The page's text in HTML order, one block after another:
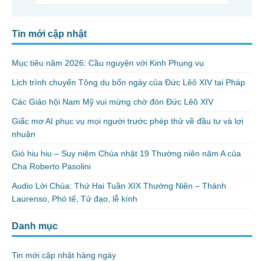
Tin mới cập nhật
Mục tiêu năm 2026: Cầu nguyện với Kinh Phụng vụ
Lịch trình chuyến Tông du bốn ngày của Đức Lêô XIV tại Pháp
Các Giáo hội Nam Mỹ vui mừng chờ đón Đức Lêô XIV
Giấc mơ AI phục vụ mọi người trước phép thử về đầu tư và lợi
nhuận
Gió hiu hiu – Suy niệm Chúa nhật 19 Thường niên năm A của
Cha Roberto Pasolini
Audio Lời Chúa: Thứ Hai Tuần XIX Thường Niên – Thánh
Laurenso, Phó tế, Tử đạo, lễ kính
Danh mục
Tin mới cập nhật hàng ngày